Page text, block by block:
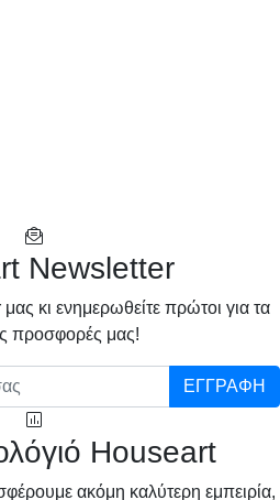
Newsletter
κι ενημερωθείτε πρώτοι για τα
προσφορές μας!
ΕΓΓΡΑΦΗ
Houseart
ακόμη καλύτερη εμπειρία,